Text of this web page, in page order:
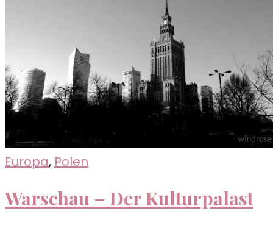
Europa, Polen
Warschau – Der Kulturpalast